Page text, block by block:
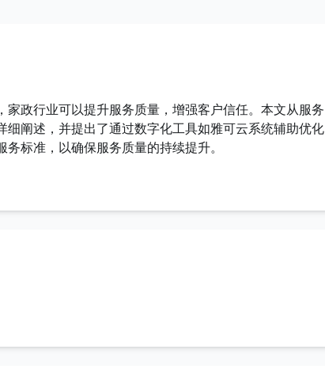
政行业可以提升服务质量，增强客户信任。本文从服务
阐述，并提出了通过数字化工具如雅可云系统辅助优化
标准，以确保服务质量的持续提升。